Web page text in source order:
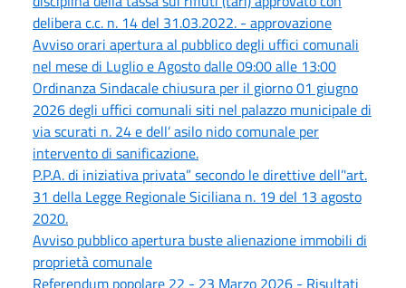
delibera c.c. n. 14 del 31.03.2022. - approvazione
Avviso orari apertura al pubblico degli uffici comunali
nel mese di Luglio e Agosto dalle 09:00 alle 13:00
Ordinanza Sindacale chiusura per il giorno 01 giugno
2026 degli uffici comunali siti nel palazzo municipale di
via scurati n. 24 e dell’ asilo nido comunale per
intervento di sanificazione.
P.P.A. di iniziativa privata” secondo le direttive dell’'art.
31 della Legge Regionale Siciliana n. 19 del 13 agosto
2020.
Avviso pubblico apertura buste alienazione immobili di
proprietà comunale
Referendum popolare 22 - 23 Marzo 2026 - Risultati